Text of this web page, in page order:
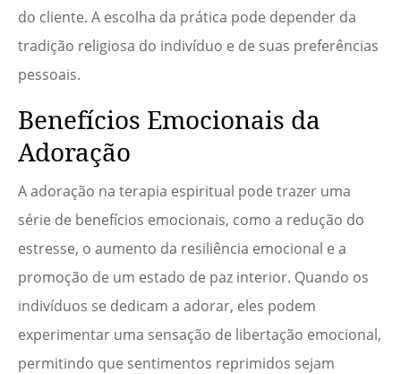
do cliente. A escolha da prática pode depender da
tradição religiosa do indivíduo e de suas preferências
pessoais.
Benefícios Emocionais da
Adoração
A adoração na terapia espiritual pode trazer uma
série de benefícios emocionais, como a redução do
estresse, o aumento da resiliência emocional e a
promoção de um estado de paz interior. Quando os
indivíduos se dedicam a adorar, eles podem
experimentar uma sensação de libertação emocional,
permitindo que sentimentos reprimidos sejam